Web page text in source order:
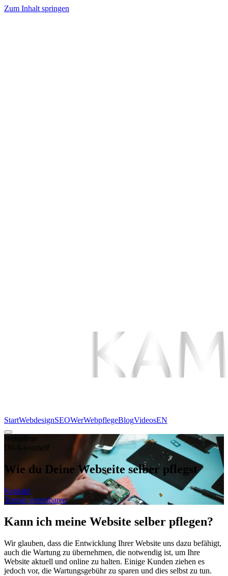
Zum Inhalt springen
StartWebdesignSEOWerWebpflegeBlogVideosEN
Webpflege
Do-it-yourself
Wie du Deine Webseite selber pflegst
Kontakt
Termin vereinbaren
Kann ich meine Website selber pflegen?
Wir glauben, dass die Entwicklung Ihrer Website uns dazu befähigt,
auch die Wartung zu übernehmen, die notwendig ist, um Ihre
Website aktuell und online zu halten. Einige Kunden ziehen es
jedoch vor, die Wartungsgebühr zu sparen und dies selbst zu tun.